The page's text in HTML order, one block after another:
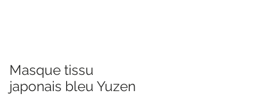
Masque tissu
japonais bleu Yuzen